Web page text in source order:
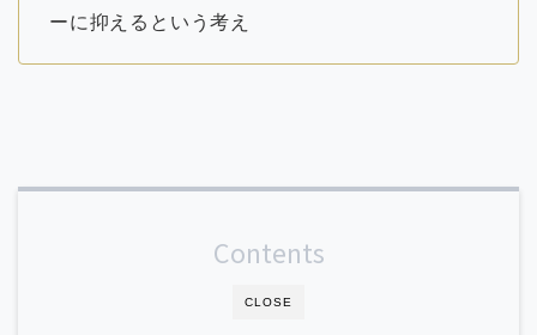
ーに抑えるという考え
CLOSE
Contents